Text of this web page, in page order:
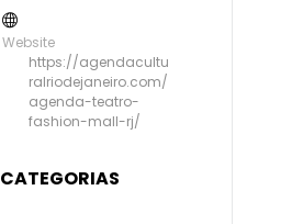
Website
https://agendacultu
ralriodejaneiro.com/
agenda-teatro-
fashion-mall-rj/
CATEGORIAS